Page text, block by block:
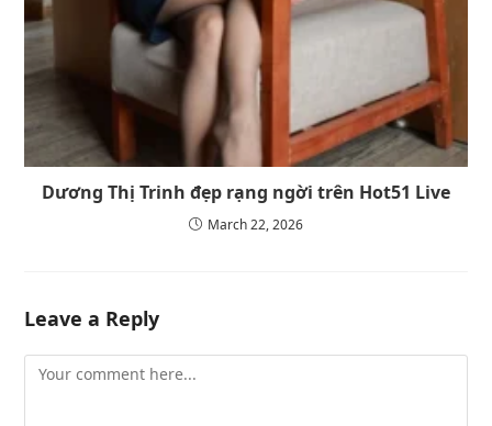
Dương Thị Trinh đẹp rạng ngời trên Hot51 Live
March 22, 2026
Leave a Reply